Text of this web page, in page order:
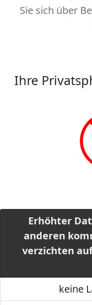
Sie sich über
Ihre
Erhöhter
anderen
verzichten
keine